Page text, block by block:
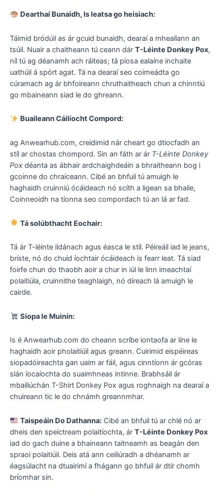
Dearthaí Bunaidh, Is leatsa go heisiach:
Táimid bródúil as ár gcuid bunaidh, dearaí a mheallann an
tsúil. Nuair a chaitheann tú ceann dár T-Léinte Donkey Pox,
níl tú ag déanamh ach ráiteas; tá píosa ealaíne inchaite
uathúil á spórt agat. Tá na dearaí seo coimeádta go
cúramach ag ár bhfoireann chruthaitheach chun a chinntiú
go mbaineann siad le do ghreann.
Buaileann Cáilíocht Compord:
ag Anwearhub.com, creidimid nár cheart go dtiocfadh an
stíl ar chostas chompord. Sin an fáth ar ár T-Léinte Donkey
Pox déanta as ábhair ardchaighdeáin a bhraitheann bog i
gcoinne do chraiceann. Cibé an bhfuil tú amuigh le
haghaidh cruinniú ócáideach nó scíth a ligean sa bhaile,
Coinneoidh na tíonna seo compordach tú an lá ar fad.
Tá solúbthacht Eochair:
Tá ár T-léinte ildánach agus éasca le stíl. Péireáil iad le jeans,
bríste, nó do chuid íochtair ócáideach is fearr leat. Tá siad
foirfe chun do thaobh aoir a chur in iúl le linn imeachtaí
polaitiúla, cruinnithe teaghlaigh, nó díreach lá amuigh le
cairde.
Siopa le Muinín:
Is é Anwearhub.com do cheann scríbe iontaofa ar líne le
haghaidh aoir pholaitiúil agus greann. Cuirimid eispéireas
siopadóireachta gan uaim ar fáil, agus cinntíonn ár gcóras
slán íocaíochta do suaimhneas intinne. Brabhsáil ár
mbailiúchán T-Shirt Donkey Pox agus roghnaigh na dearaí a
chuireann tic le do chnámh greannmhar.
Taispeáin Do Dathanna:Cibé an bhfuil tú ar chlé nó ar
dheis den speictream polaitíochta, ár T-Léinte Donkey Pox
iad do gach duine a bhaineann taitneamh as beagán den
spraoi polaitiúil. Deis atá ann ceiliúradh a dhéanamh ar
éagsúlacht na dtuairimí a fhágann go bhfuil ár dtír chomh
bríomhar sin.